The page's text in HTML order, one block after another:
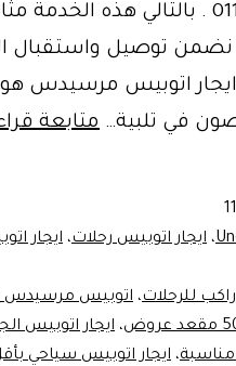
ومكيف 01102106655 . بالتالي
نضمن توصيل واستقبال
ايجار اتوبيس مرسيدس
في تلبية… متابعة
، ايجار اتوبيس رحلات، ايجار
، اتوبيس مرسيدس
، ايجار اتوبيس
مناسبة، ايجار اتوبيس سياحي